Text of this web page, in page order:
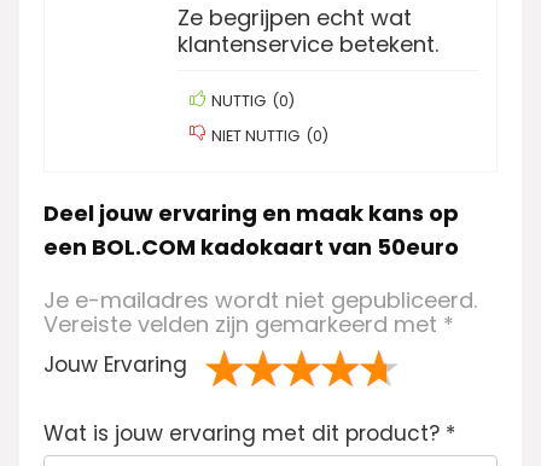
Ze begrijpen echt wat
klantenservice betekent.
NUTTIG (0)
NIET NUTTIG (0)
Deel jouw ervaring en maak kans op
een BOL.COM kadokaart van 50euro
Je e-mailadres wordt niet gepubliceerd.
Vereiste velden zijn gemarkeerd met *
Jouw Ervaring
va
de 5
sterren
sterren
sterren
Wat is jouw ervaring met dit product? *